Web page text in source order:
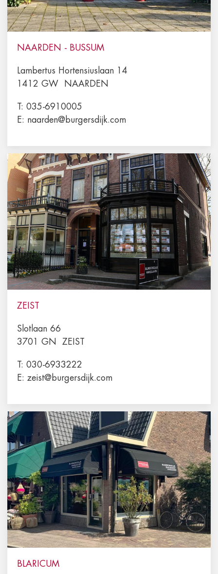
NAARDEN - BUSSUM
Lambertus Hortensiuslaan 14
1412 GW
NAARDEN
T: 035-6910005
E: naarden@burgersdijk.com
ZEIST
Slotlaan 66
3701 GN
ZEIST
T: 030-6933222
E: zeist@burgersdijk.com
BLARICUM